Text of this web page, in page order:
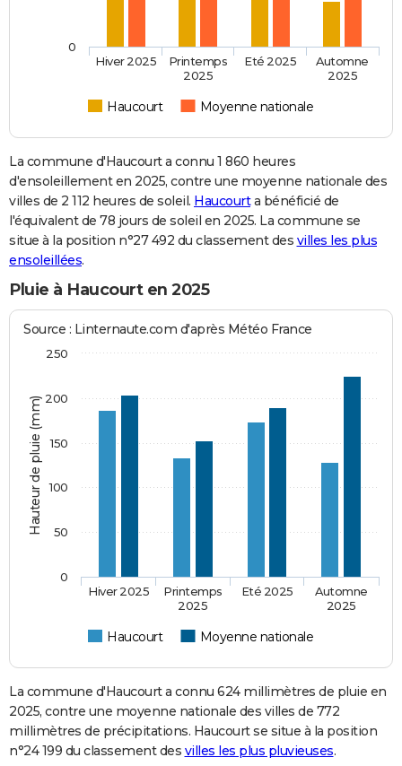
Haucourt Moyenne nationale
Hiver 2025
Printemps
2025
Eté 2025
Automne
2025
0
La commune d'Haucourt a connu 1 860 heures
d'ensoleillement en 2025, contre une moyenne nationale des
villes de 2 112 heures de soleil. Haucourta bénéficié de
l'équivalent de 78 jours de soleil en 2025. La commune se
situe à la position n°27 492 du classement des villes les plus
ensoleillées.
Pluie à Haucourt en 2025
Hauteur de pluie (mm)
Source : Linternaute.com d'après Météo France
Haucourt Moyenne nationale
Hiver 2025
Printemps
2025
Eté 2025
Automne
2025
0
50
100
150
200
250
La commune d'Haucourt a connu 624 millimètres de pluie en
2025, contre une moyenne nationale des villes de 772
millimètres de précipitations. Haucourt se situe à la position
n°24 199 du classement des villes les plus pluvieuses.